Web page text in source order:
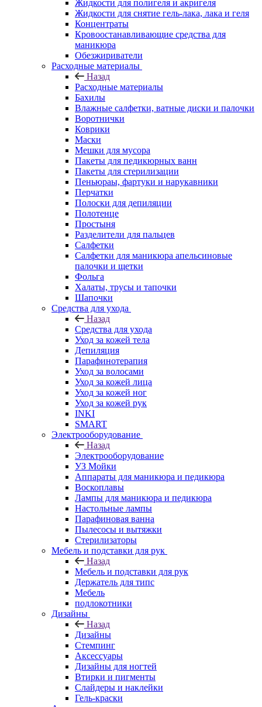
Жидкости для полигеля и акригеля
Жидкости для снятие гель-лака, лака и геля
Концентраты
Кровоостанавливающие средства для
маникюра
Обезжириватели
Расходные материалы
Назад
Расходные материалы
Бахилы
Влажные салфетки, ватные диски и палочки
Воротнички
Коврики
Маски
Мешки для мусора
Пакеты для педикюрных ванн
Пакеты для стерилизации
Пеньюраы, фартуки и нарукавники
Перчатки
Полоски для депиляции
Полотенце
Простыня
Разделители для пальцев
Салфетки
Салфетки для маникюра апельсиновые
палочки и щетки
Фольга
Халаты, трусы и тапочки
Шапочки
Средства для ухода
Назад
Средства для ухода
Уход за кожей тела
Депиляция
Парафинотерапия
Уход за волосами
Уход за кожей лица
Уход за кожей ног
Уход за кожей рук
INKI
SMART
Электрооборудование
Назад
Электрооборудование
УЗ Мойки
Аппараты для маникюра и педикюра
Воскоплавы
Лампы для маникюра и педикюра
Настольные лампы
Парафиновая ванна
Пылесосы и вытяжки
Стерилизаторы
Мебель и подставки для рук
Назад
Мебель и подставки для рук
Держатель для типс
Мебель
подлокотники
Дизайны
Назад
Дизайны
Стемпинг
Аксессуары
Дизайны для ногтей
Втирки и пигменты
Слайдеры и наклейки
Гель-краски